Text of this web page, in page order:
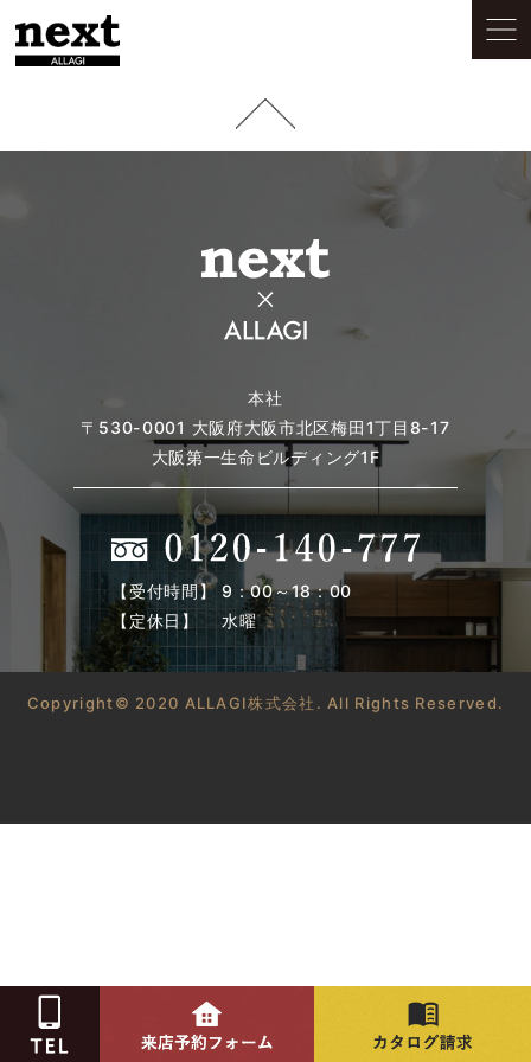
本社
〒530-0001 大阪府大阪市北区梅田1丁目8-17
大阪第一生命ビルディング1F
【受付時間】 9：00～18：00
【定休日】 水曜
Copyright© 2020 ALLAGI株式会社. All Rights Reserved.